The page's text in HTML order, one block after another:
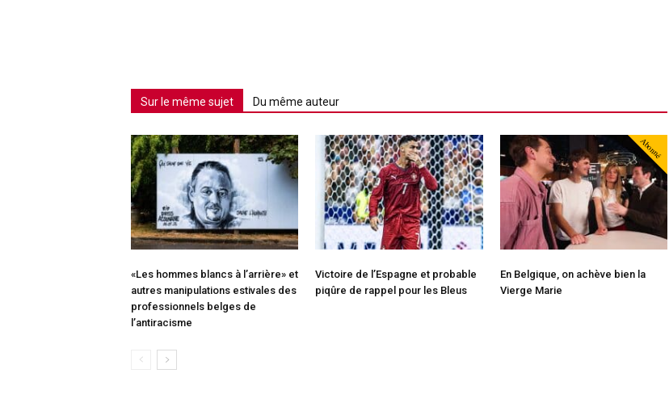
Sur le même sujet Du même auteur
«Les hommes blancs à l’arrière» et
autres manipulations estivales des
professionnels belges de
l’antiracisme
Victoire de l’Espagne et probable
piqûre de rappel pour les Bleus
Abonné
En Belgique, on achève bien la
Vierge Marie